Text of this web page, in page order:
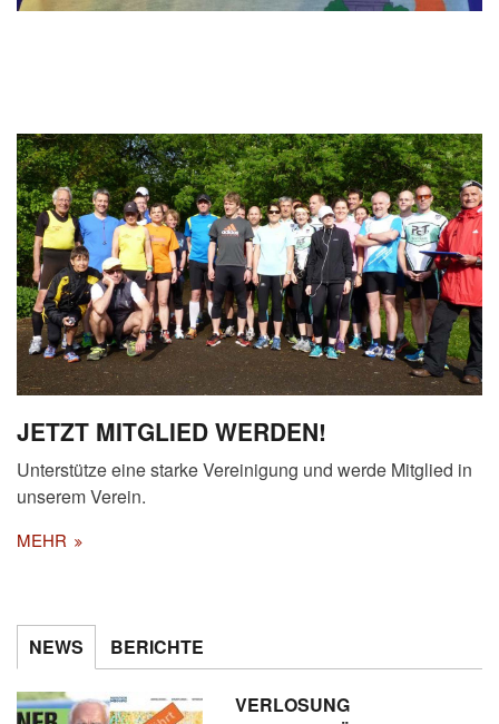
JETZT MITGLIED WERDEN!
Unterstütze eine starke Vereinigung und werde Mitglied in
unserem Verein.
MEHR
NEWS BERICHTE
VERLOSUNG